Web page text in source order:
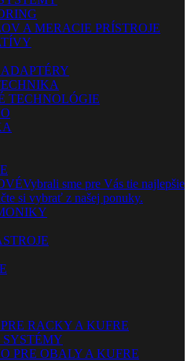
A MERACIE PRÍSTROJE
TECHNOLÓGIE
Vybrali sme pre Vás tie najlepšie
si vybrať z našej ponuky.
RACKY A KUFRE
SYSTÉMY
PRE OBALY A KUFRE